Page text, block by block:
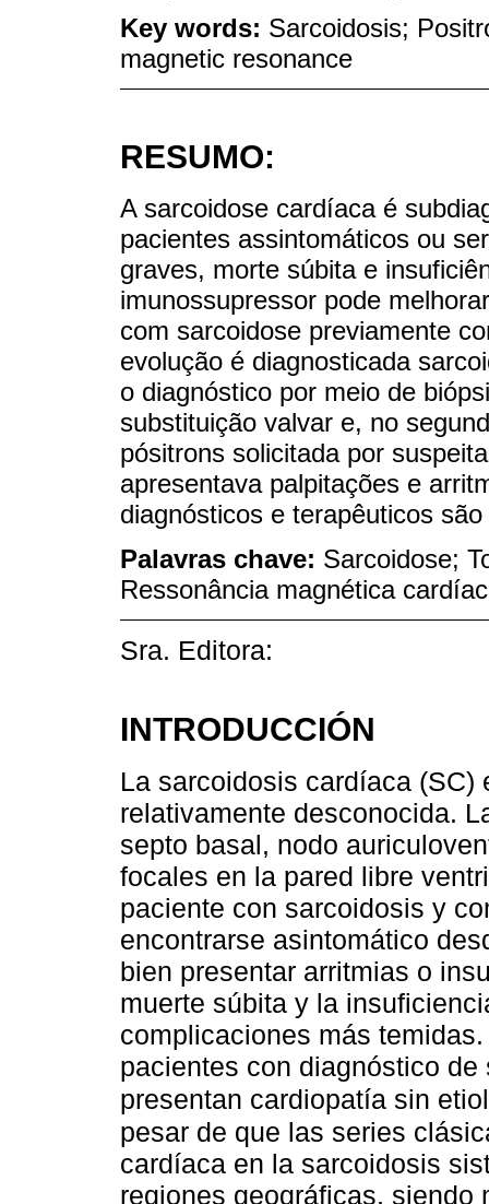
Key words: Sarcoidosis;
magnetic resonance
RESUMO:
A sarcoidose cardíaca é
pacientes assintomáticos ou
graves, morte súbita e
imunossupressor pode
com sarcoidose previamente
evolução é diagnosticada
o diagnóstico por meio de
substituição valvar e, no
pósitrons solicitada por
apresentava palpitações e
diagnósticos e terapêuticos
Palavras chave: Sarcoidose;
Ressonância magnética
Sra. Editora:
INTRODUCCIÓN
La sarcoidosis cardíaca (SC)
relativamente desconocida.
septo basal, nodo
focales en la pared libre
paciente con sarcoidosis y
encontrarse asintomático
bien presentar arritmias o
muerte súbita y la
complicaciones más
pacientes con diagnóstico
presentan cardiopatía sin
pesar de que las series
cardíaca en la sarcoidosis
regiones geográficas, siendo